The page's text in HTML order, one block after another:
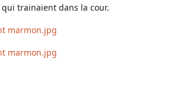
trainaient dans la cour.